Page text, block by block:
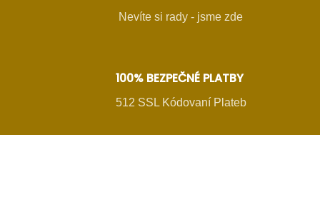
Nevíte si rady - jsme zde
100% BEZPEČNÉ PLATBY
512 SSL Kódovaní Plateb